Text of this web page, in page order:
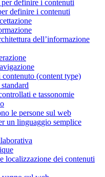
definire i contenuti
definire i contenuti
dell’informazione
(content type)
e tassonomie
le persone sul web
un linguaggio semplice
localizzazione dei contenuti